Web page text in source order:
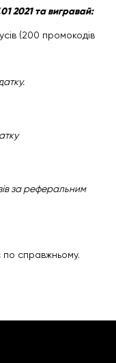
2021 та вигравай:
(200 промокодів
за реферальним
по справжньому.